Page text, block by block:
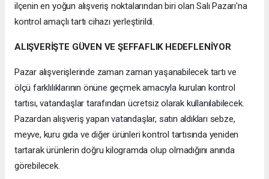
ilçenin en yoğun alışveriş noktalarından biri olan Salı Pazarı'na
kontrol amaçlı tartı cihazı yerleştirildi.
ALIŞVERİŞTE GÜVEN VE ŞEFFAFLIK HEDEFLENİYOR
Pazar alışverişlerinde zaman zaman yaşanabilecek tartı ve
ölçü farklılıklarının önüne geçmek amacıyla kurulan kontrol
tartısı, vatandaşlar tarafından ücretsiz olarak kullanılabilecek.
Pazardan alışveriş yapan vatandaşlar, satın aldıkları sebze,
meyve, kuru gıda ve diğer ürünleri kontrol tartısında yeniden
tartarak ürünlerin doğru kilogramda olup olmadığını anında
görebilecek.